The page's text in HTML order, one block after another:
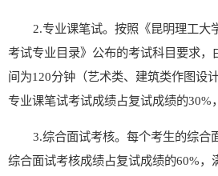
2.专业课笔试。按照《昆明理工大
考试专业目录》公布的考试科目要求，
间为120分钟（艺术类、建筑类作图设
专业课笔试考试成绩占复试成绩的30%
3.综合面试考核。每个考生的综合
综合面试考核成绩占复试成绩的60%，